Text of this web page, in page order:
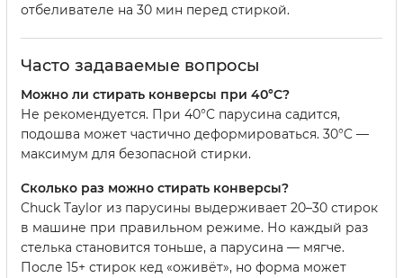
отбеливателе на 30 мин перед стиркой.
Часто задаваемые вопросы
Можно ли стирать конверсы при 40°C?
Не рекомендуется. При 40°C парусина садится,
подошва может частично деформироваться. 30°C —
максимум для безопасной стирки.
Сколько раз можно стирать конверсы?
Chuck Taylor из парусины выдерживает 20–30 стирок
в машине при правильном режиме. Но каждый раз
стелька становится тоньше, а парусина — мягче.
После 15+ стирок кед «оживёт», но форма может